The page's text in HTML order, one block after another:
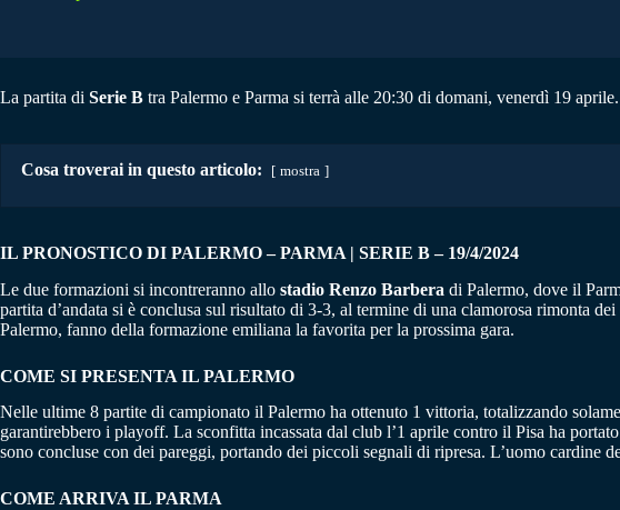
La partita di Serie B tra Palermo e Parma si terrà alle 20:30 di domani, venerdì 19
Cosa troverai in questo articolo: mostra
IL PRONOSTICO DI PALERMO – PARMA | SERIE B – 19/4/2024
Le due formazioni si incontreranno allo stadio Renzo Barbera di Palermo, dove il
partita d’andata si è conclusa sul risultato di 3-3, al termine di una clamorosa rimonta
Palermo, fanno della formazione emiliana la favorita per la prossima gara.
COME SI PRESENTA IL PALERMO
Nelle ultime 8 partite di campionato il Palermo ha ottenuto 1 vittoria, totalizzando
garantirebbero i playoff. La sconfitta incassata dal club l’1 aprile contro il Pisa ha
sono concluse con dei pareggi, portando dei piccoli segnali di ripresa. L’uomo cardine
COME ARRIVA IL PARMA